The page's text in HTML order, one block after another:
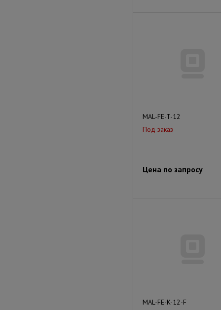
MAL-FE-T-12
Под заказ
Цена по запросу
MAL-FE-K-12-F